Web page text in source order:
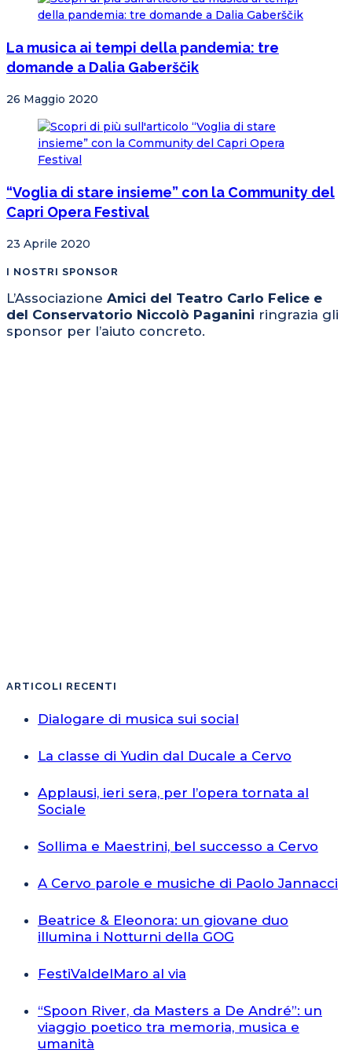
La musica ai tempi della pandemia: tre
domande a Dalia Gaberščik
26 Maggio 2020
“Voglia di stare insieme” con la Community del
Capri Opera Festival
23 Aprile 2020
I NOSTRI SPONSOR
L’Associazione Amici del Teatro Carlo Felice e
del Conservatorio Niccolò Paganini ringrazia gli
sponsor per l’aiuto concreto.
ARTICOLI RECENTI
Dialogare di musica sui social
La classe di Yudin dal Ducale a Cervo
Applausi, ieri sera, per l’opera tornata al
Sociale
Sollima e Maestrini, bel successo a Cervo
A Cervo parole e musiche di Paolo Jannacci
Beatrice & Eleonora: un giovane duo
illumina i Notturni della GOG
FestiValdelMaro al via
“Spoon River, da Masters a De André”: un
viaggio poetico tra memoria, musica e
umanità